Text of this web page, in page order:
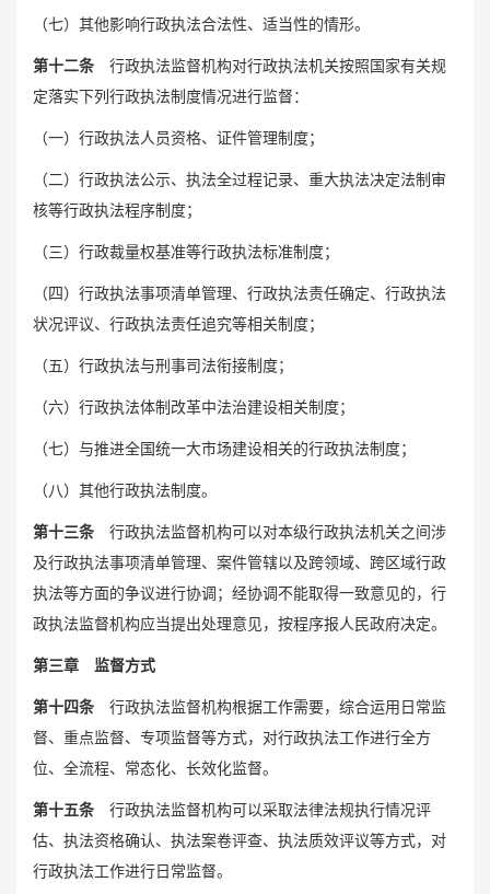
（七）其他影响行政执法合法性、适当性的情形。
第十二条 行政执法监督机构对行政执法机关按照国家有关规
定落实下列行政执法制度情况进行监督：
（一）行政执法人员资格、证件管理制度；
（二）行政执法公示、执法全过程记录、重大执法决定法制审
核等行政执法程序制度；
（三）行政裁量权基准等行政执法标准制度；
（四）行政执法事项清单管理、行政执法责任确定、行政执法
状况评议、行政执法责任追究等相关制度；
（五）行政执法与刑事司法衔接制度；
（六）行政执法体制改革中法治建设相关制度；
（七）与推进全国统一大市场建设相关的行政执法制度；
（八）其他行政执法制度。
第十三条 行政执法监督机构可以对本级行政执法机关之间涉
及行政执法事项清单管理、案件管辖以及跨领域、跨区域行政
执法等方面的争议进行协调；经协调不能取得一致意见的，行
政执法监督机构应当提出处理意见，按程序报人民政府决定。
第三章 监督方式
第十四条 行政执法监督机构根据工作需要，综合运用日常监
督、重点监督、专项监督等方式，对行政执法工作进行全方
位、全流程、常态化、长效化监督。
第十五条 行政执法监督机构可以采取法律法规执行情况评
估、执法资格确认、执法案卷评查、执法质效评议等方式，对
行政执法工作进行日常监督。